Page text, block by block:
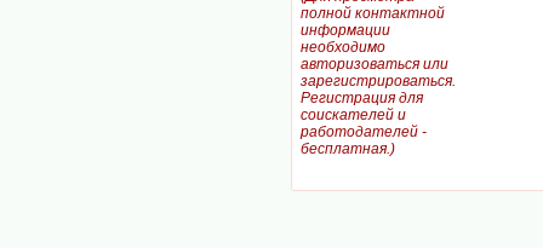
полной контактной
информации
необходимо
авторизоваться или
зарегистрироваться.
Регистрация для
соискателей и
работодателей -
бесплатная.)